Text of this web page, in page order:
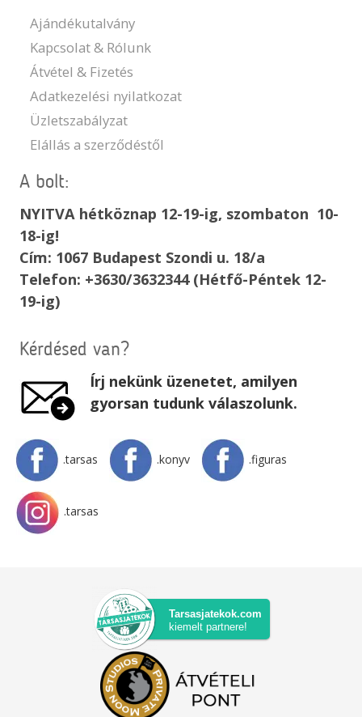
Ajándékutalvány
Kapcsolat & Rólunk
Átvétel & Fizetés
Adatkezelési nyilatkozat
Üzletszabályzat
Elállás a szerződéstől
A bolt:
NYITVA hétköznap 12-19-ig, szombaton 10-
18-ig!
Cím: 1067 Budapest Szondi u. 18/a
Telefon: +3630/3632344 (Hétfő-Péntek 12-
19-ig)
Kérdésed van?
Írj nekünk üzenetet, amilyen
gyorsan tudunk válaszolunk.
.tarsas .konyv .figuras
.tarsas
Tarsasjatekok.com
kiemelt partnere!